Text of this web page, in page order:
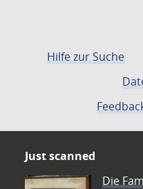
Hilfe zur Suche
Just scanned
Die